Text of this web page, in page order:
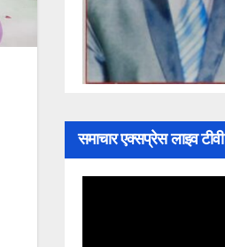
समाचार एक्सप्रेस लाइव टीवी